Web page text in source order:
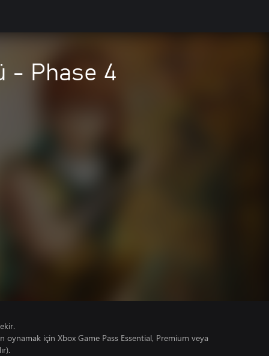
- Phase 4
için Xbox Game Pass Essential, Premium veya